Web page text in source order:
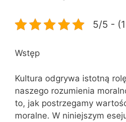
5/5 -
Wstęp
Kultura odgrywa istotną
naszego rozumienia
to, jak postrzegamy
moralne. W niniejszym